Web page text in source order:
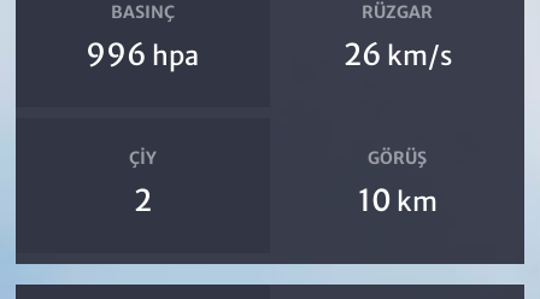
BASINÇ
996 hpa
RÜZGAR
26 km/s
ÇIY
2
GÖRÜŞ
10 km